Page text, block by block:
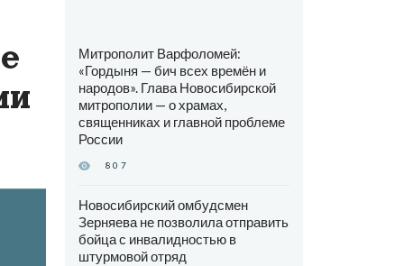
Митрополит Варфоломей:
«Гордыня — бич всех времён и
народов». Глава Новосибирской
митрополии — о храмах,
священниках и главной проблеме
России
807
Новосибирский омбудсмен
Зерняева не позволила отправить
бойца с инвалидностью в
штурмовой отряд